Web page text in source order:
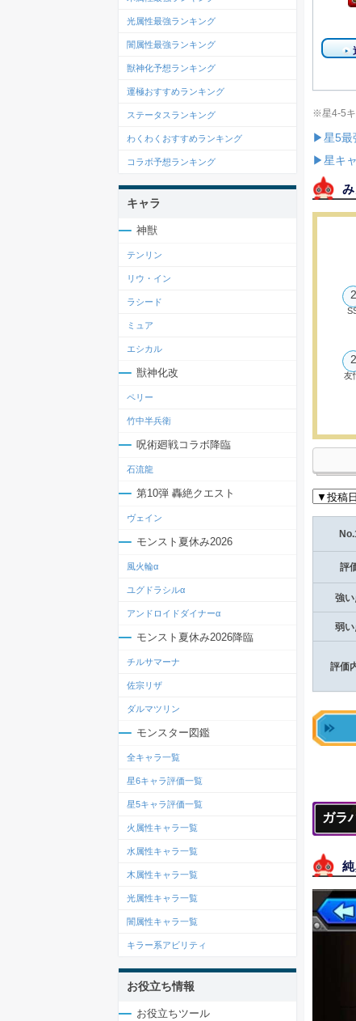
※星4-5キ
▶星5最
▶星キ
2
友
2
評
強い
弱い
評価
ガラ
光属性最強ランキング
闇属性最強ランキング
獣神化予想ランキング
運極おすすめランキング
ステータスランキング
わくわくおすすめランキング
コラボ予想ランキング
キャラ
神獣
テンリン
リウ・イン
ラシード
ミュア
エシカル
獣神化改
ペリー
竹中半兵衛
呪術廻戦コラボ降臨
石流龍
第10弾 轟絶クエスト
ヴェイン
モンスト夏休み2026
風火輪α
ユグドラシルα
アンドロイドダイナーα
モンスト夏休み2026降臨
チルサマーナ
佐宗リザ
ダルマツリン
モンスター図鑑
全キャラ一覧
星6キャラ評価一覧
星5キャラ評価一覧
火属性キャラ一覧
水属性キャラ一覧
木属性キャラ一覧
光属性キャラ一覧
闇属性キャラ一覧
キラー系アビリティ
お役立ち情報
お役立ちツール